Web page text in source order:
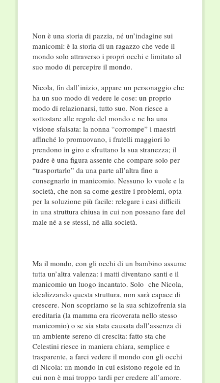
Non è una storia di pazzia, né un’indagine sui
manicomi: è la storia di un ragazzo che vede il
mondo solo attraverso i propri occhi e limitato al
suo modo di percepire il mondo.
Nicola, fin dall’inizio, appare un personaggio che
ha un suo modo di vedere le cose: un proprio
modo di relazionarsi, tutto suo. Non riesce a
sottostare alle regole del mondo e ne ha una
visione sfalsata: la nonna “corrompe” i maestri
affinché lo promuovano, i fratelli maggiori lo
prendono in giro e sfruttano la sua stranezza; il
padre è una figura assente che compare solo per
“trasportarlo” da una parte all’altra fino a
consegnarlo in manicomio. Nessuno lo vuole e la
società, che non sa come gestire i problemi, opta
per la soluzione più facile: relegare i casi difficili
in una struttura chiusa in cui non possano fare del
male né a se stessi, né alla società.
Ma il mondo, con gli occhi di un bambino assume
tutta un’altra valenza: i matti diventano santi e il
manicomio un luogo incantato. Solo che Nicola,
idealizzando questa struttura, non sarà capace di
crescere. Non scopriamo se la sua schizofrenia sia
ereditaria (la mamma era ricoverata nello stesso
manicomio) o se sia stata causata dall’assenza di
un ambiente sereno di crescita: fatto sta che
Celestini riesce in maniera chiara, semplice e
trasparente, a farci vedere il mondo con gli occhi
di Nicola: un mondo in cui esistono regole ed in
cui non è mai troppo tardi per credere all’amore.